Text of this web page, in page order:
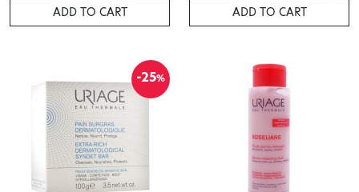
ADD TO CART ADD TO CART
-25%